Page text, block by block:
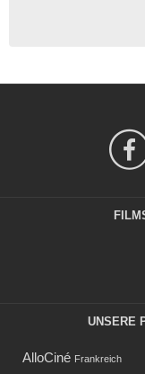
UNSERE
AlloCiné Frankreich